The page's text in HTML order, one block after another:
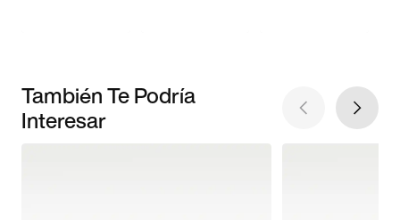
También Te Podría
Interesar